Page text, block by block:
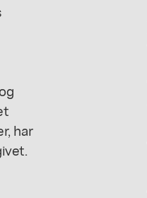
har